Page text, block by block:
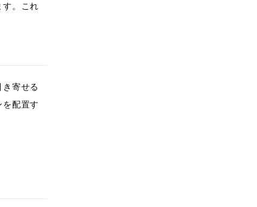
す。これ
寄せる
配置す